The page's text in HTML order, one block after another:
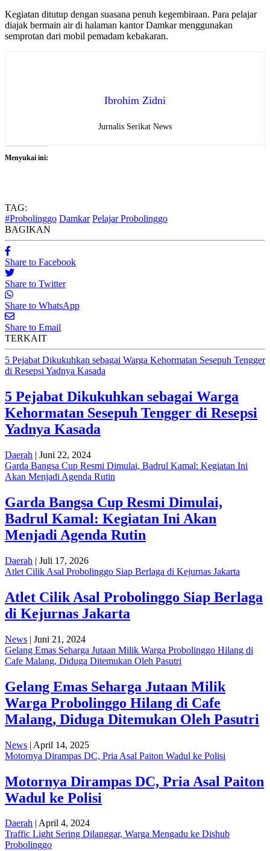
Kegiatan ditutup dengan suasana penuh kegembiraan. Para pelajar
diajak bermain air di halaman kantor Damkar menggunakan
semprotan dari mobil pemadam kebakaran.
Ibrohim Zidni
Jurnalis Serikat News
Menyukai ini:
TAG:
#Probolinggo Damkar Pelajar Probolinggo
BAGIKAN
Share to Facebook
Share to Twitter
Share to WhatsApp
Share to Email
TERKAIT
5 Pejabat Dikukuhkan sebagai Warga Kehormatan Sesepuh Tengger
di Resepsi Yadnya Kasada
5 Pejabat Dikukuhkan sebagai Warga
Kehormatan Sesepuh Tengger di Resepsi
Yadnya Kasada
Daerah | Juni 22, 2024
Garda Bangsa Cup Resmi Dimulai, Badrul Kamal: Kegiatan Ini
Akan Menjadi Agenda Rutin
Garda Bangsa Cup Resmi Dimulai,
Badrul Kamal: Kegiatan Ini Akan
Menjadi Agenda Rutin
Daerah | Juli 17, 2026
Atlet Cilik Asal Probolinggo Siap Berlaga di Kejurnas Jakarta
Atlet Cilik Asal Probolinggo Siap Berlaga
di Kejurnas Jakarta
News | Juni 21, 2024
Gelang Emas Seharga Jutaan Milik Warga Probolinggo Hilang di
Cafe Malang, Diduga Ditemukan Oleh Pasutri
Gelang Emas Seharga Jutaan Milik
Warga Probolinggo Hilang di Cafe
Malang, Diduga Ditemukan Oleh Pasutri
News | April 14, 2025
Motornya Dirampas DC, Pria Asal Paiton Wadul ke Polisi
Motornya Dirampas DC, Pria Asal Paiton
Wadul ke Polisi
Daerah | April 4, 2024
Traffic Light Sering Dilanggar, Warga Mengadu ke Dishub
Probolinggo